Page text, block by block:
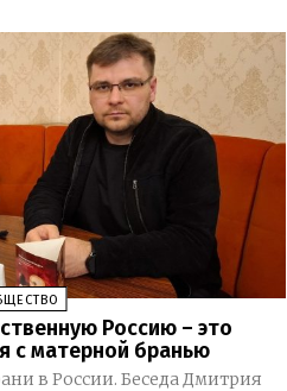
Россию – это
с матерной бранью
в России. Беседа Дмитрия